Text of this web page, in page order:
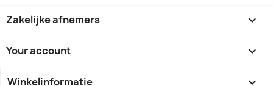
Zakelijke afnemers 
Your account 
Winkelinformatie keyboard_arrow_down